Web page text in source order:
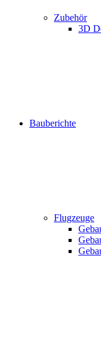
Zubehör
3D
Bauberichte
Flugzeuge